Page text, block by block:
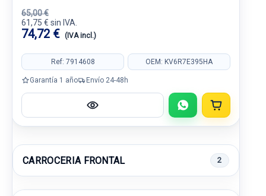
65,00 €
61,75 € sin IVA.
74,72 € (IVA incl.)
Ref: 7914608 OEM: KV6R7E395HA
Garantía 1 año Envío 24-48h
CARROCERIA FRONTAL 2